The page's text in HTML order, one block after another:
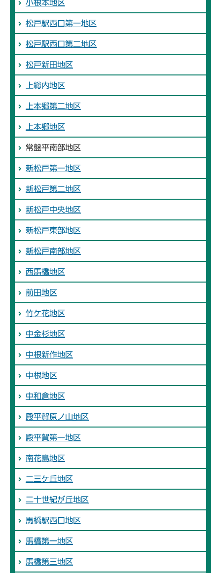
小根本地区
松戸駅西口第一地区
松戸駅西口第二地区
松戸新田地区
上総内地区
上本郷第二地区
上本郷地区
常盤平南部地区
新松戸第一地区
新松戸第二地区
新松戸中央地区
新松戸東部地区
新松戸南部地区
西馬橋地区
前田地区
竹ケ花地区
中金杉地区
中根新作地区
中根地区
中和倉地区
殿平賀原ノ山地区
殿平賀第一地区
南花島地区
二三ケ丘地区
二十世紀が丘地区
馬橋駅西口地区
馬橋第一地区
馬橋第三地区